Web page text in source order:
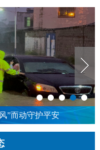
”而动守护平安